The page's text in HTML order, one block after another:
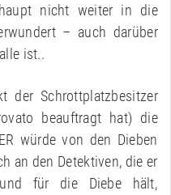
nicht weiter in die
– auch darüber
ist..
der Schrottplatzbesitzer
beauftragt hat) die
würde von den Dieben
an den Detektiven, die er
für die Diebe hält,